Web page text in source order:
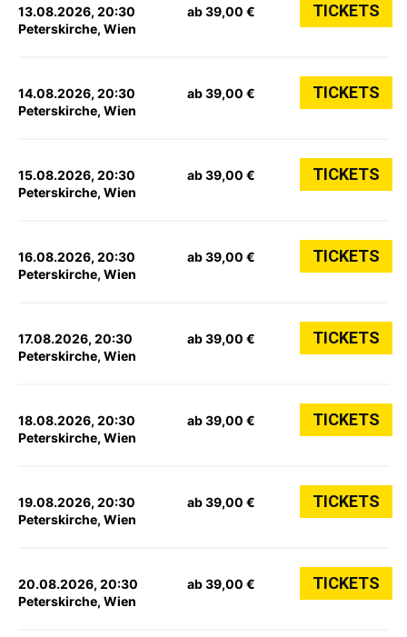
13.08.2026, 20:30
Peterskirche, Wien
ab 39,00 € TICKETS
14.08.2026, 20:30
Peterskirche, Wien
ab 39,00 € TICKETS
15.08.2026, 20:30
Peterskirche, Wien
ab 39,00 € TICKETS
16.08.2026, 20:30
Peterskirche, Wien
ab 39,00 € TICKETS
17.08.2026, 20:30
Peterskirche, Wien
ab 39,00 € TICKETS
18.08.2026, 20:30
Peterskirche, Wien
ab 39,00 € TICKETS
19.08.2026, 20:30
Peterskirche, Wien
ab 39,00 € TICKETS
20.08.2026, 20:30
Peterskirche, Wien
ab 39,00 € TICKETS